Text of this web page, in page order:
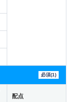
必須(1)
配点